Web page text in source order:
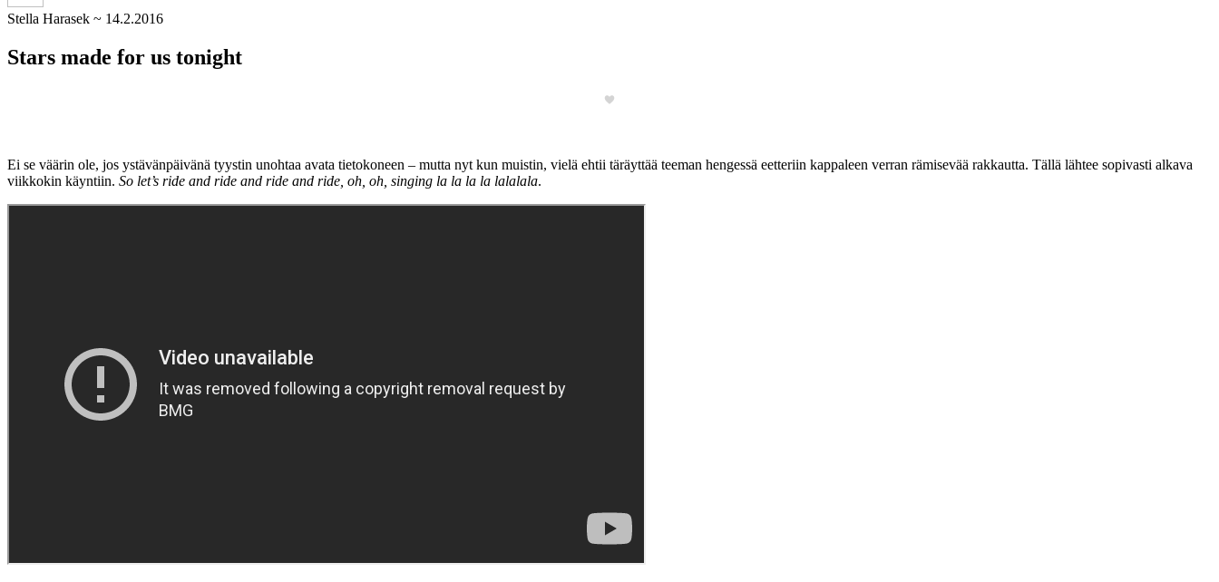
Stella Harasek ~ 14.2.2016
Stars made for us tonight
Ei se väärin ole, jos ystävänpäivänä tyystin unohtaa avata tietokoneen – mutta nyt kun muistin, vielä ehtii täräyttää teeman hengessä eetteriin kappaleen verran rämisevää rakkautta. Tällä lähtee sopivasti alkava
viikkokin käyntiin. So let’s ride and ride and ride and ride, oh, oh, singing la la la la lalalala.